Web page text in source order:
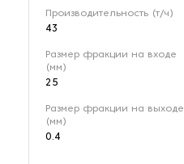
Производительность (т/ч)
43
Размер фракции на входе
(мм)
25
Размер фракции на выходе
(мм)
0.4